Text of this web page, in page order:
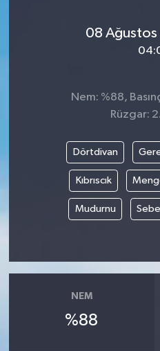
08 Ağustos
Nem: %88,
Rüzgar:
Dörtdivan
Kıbrıscık
Mudurnu
NEM
%88
Yerel Yönetimler